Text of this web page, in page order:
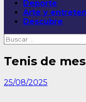
Deporte
Arte y
Descubre
Buscar:
Tenis de
25/08/2025